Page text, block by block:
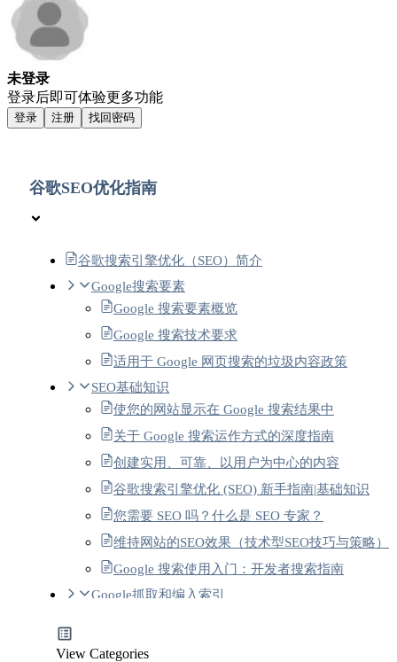
未登录
登录后即可体验更多功能
登录 注册 找回密码
谷歌SEO优化指南
谷歌搜索引擎优化（SEO）简介
Google搜索要素
Google 搜索要素概览
Google 搜索技术要求
适用于 Google 网页搜索的垃圾内容政策
SEO基础知识
使您的网站显示在 Google 搜索结果中
关于 Google 搜索运作方式的深度指南
创建实用、可靠、以用户为中心的内容
谷歌搜索引擎优化 (SEO) 新手指南|基础知识
您需要 SEO 吗？什么是 SEO 专家？
维持网站的SEO效果（技术型SEO技巧与策略）
Google 搜索使用入门：开发者搜索指南
Google抓取和编入索引
View Categories